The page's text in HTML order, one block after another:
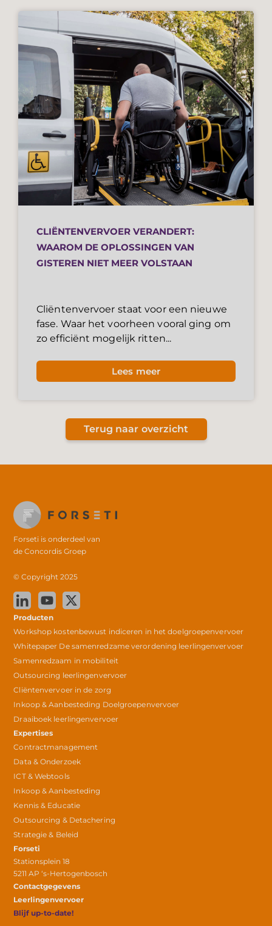
CLIËNTENVERVOER VERANDERT:
WAAROM DE OPLOSSINGEN VAN
GISTEREN NIET MEER VOLSTAAN
Cliëntenvervoer staat voor een nieuwe
fase. Waar het voorheen vooral ging om
zo efficiënt mogelijk ritten...
Lees meer
Terug naar overzicht
Forseti is onderdeel van
deConcordis Groep
© Copyright 2025
Producten
Workshop kostenbewust indiceren in het doelgroepenvervoer
Whitepaper De samenredzame verordening leerlingenvervoer
Samenredzaam in mobiliteit
Outsourcing leerlingenvervoer
Cliëntenvervoer in de zorg
Inkoop & Aanbesteding Doelgroepenvervoer
Draaiboek leerlingenvervoer
Expertises
Contractmanagement
Data & Onderzoek
ICT & Webtools
Inkoop & Aanbesteding
Kennis & Educatie
Outsourcing & Detachering
Strategie & Beleid
Forseti
Stationsplein 18
5211 AP ‘s-Hertogenbosch
Contactgegevens
Leerlingenvervoer
Blijf up-to-date!